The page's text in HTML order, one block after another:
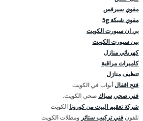
مقوي سيرفس
مقوي شبكة 5g
بي ان سبورت الكويت
بين سبورت الكويت
كهربائي منازل
كاميرات مراقبة
تنظيف منازل
فتح اقفالأبواب في الكويت
فني صحيسباك صحي الكويت.
شركة تعقيم البيت من كورونا الكويت
تلفون فني تركيب ستائر ومظلات الكويت